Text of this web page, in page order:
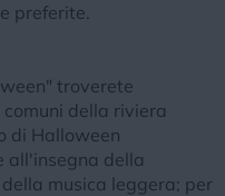
preferite.
troverete
della riviera
di Halloween
all'insegna della
musica leggera; per